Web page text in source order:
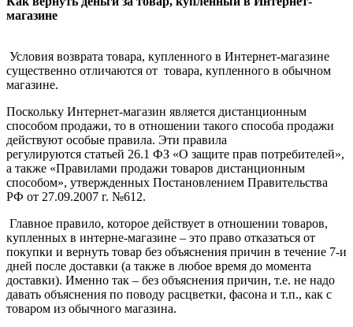
магазине
Условия возврата товара, купленного в Интернет-магазине
существенно отличаются от товара, купленного в обычном
магазине.
Поскольку Интернет-магазин является дистанционным
способом продажи, то в отношении такого способа продажи
действуют особые правила. Эти правила
регулируются статьей 26.1 ФЗ «О защите прав потребителей»,
а также «Правилами продажи товаров дистанционным
способом», утвержденных Постановлением Правительства
РФ от 27.09.2007 г. №612.
Главное правило, которое действует в отношении товаров,
купленных в интерне-магазине – это право отказаться от
покупки и вернуть товар без объяснения причин в течение 7-и
дней после доставки (а также в любое время до момента
доставки). Именно так – без объяснения причин, т.е. не надо
давать объяснения по поводу расцветки, фасона и т.п., как с
товаром из обычного магазина.